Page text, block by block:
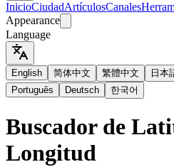
InicioCiudadArtículosCanales
Appearance
Language
English 简体中文 繁體中文 日本
Português
Deutsch 한국어
Buscador de
Longitud